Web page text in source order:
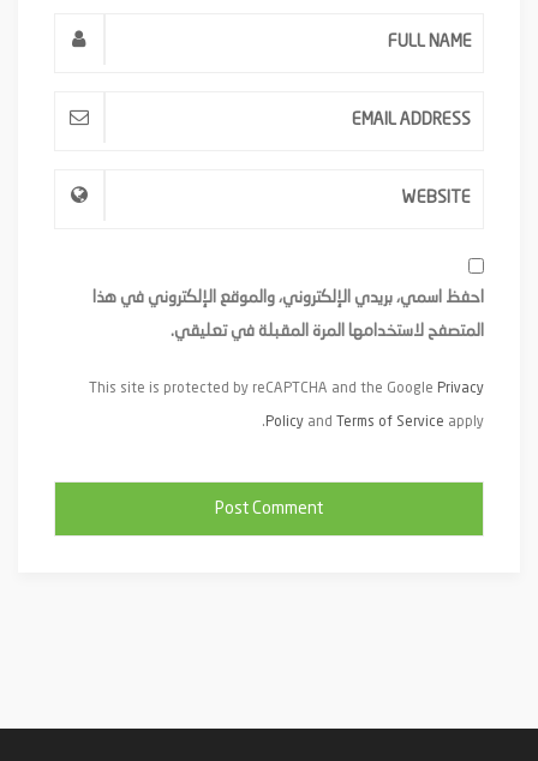
احفظ اسمي، بريدي الإلكتروني، والموقع الإلكتروني في هذا
المتصفح لاستخدامها المرة المقبلة في تعليقي.
This site is protected by reCAPTCHA and the Google Privacy
Policy and Terms of Service apply.